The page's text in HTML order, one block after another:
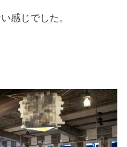
感じでした。